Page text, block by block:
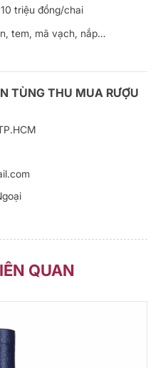
triệu đồng/chai
tem, mã vạch, nắp…
TÙNG THU MUA RƯỢU
QUAN